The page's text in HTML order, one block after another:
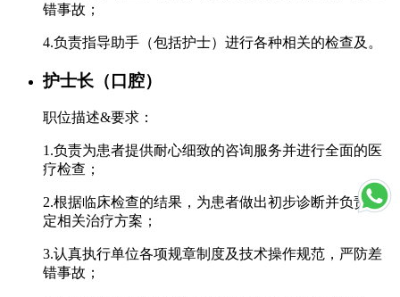
错事故；
4.负责指导助手（包括护士）进行各种相关的检查及。
护士长（口腔）
职位描述&要求：
1.负责为患者提供耐心细致的咨询服务并进行全面的医
疗检查；
2.根据临床检查的结果，为患者做出初步诊断并负责制
定相关治疗方案；
3.认真执行单位各项规章制度及技术操作规范，严防差
错事故；